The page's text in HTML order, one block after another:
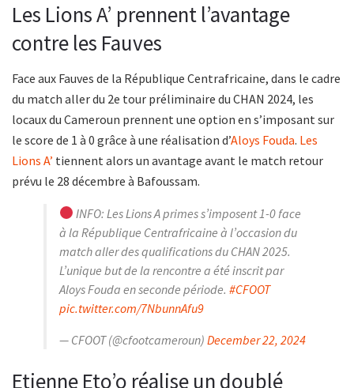
Les Lions A’ prennent l’avantage
contre les Fauves
Face aux Fauves de la République Centrafricaine, dans le cadre
du match aller du 2e tour préliminaire du CHAN 2024, les
locaux du Cameroun prennent une option en s’imposant sur
le score de 1 à 0 grâce à une réalisation d’Aloys Fouda. Les
Lions A’ tiennent alors un avantage avant le match retour
prévu le 28 décembre à Bafoussam.
INFO: Les Lions A primes s’imposent 1-0 face
à la République Centrafricaine à l’occasion du
match aller des qualifications du CHAN 2025.
L’unique but de la rencontre a été inscrit par
Aloys Fouda en seconde période. #CFOOT
pic.twitter.com/7NbunnAfu9
— CFOOT (@cfootcameroun) December 22, 2024
Etienne Eto’o réalise un doublé